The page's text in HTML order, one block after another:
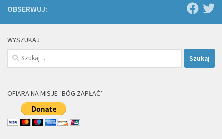
OBSERWUJ:
WYSZUKAJ
Szukaj:
OFIARA NA MISJE. 'BÓG ZAPŁAĆ’